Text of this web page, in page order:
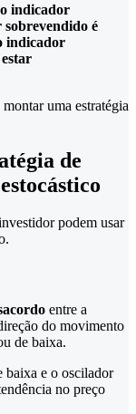
indicador
sobrevendido é
indicador
uma estratégia
de
podem usar
entre a
do movimento
de baixa.
baixa e o oscilador
no preço